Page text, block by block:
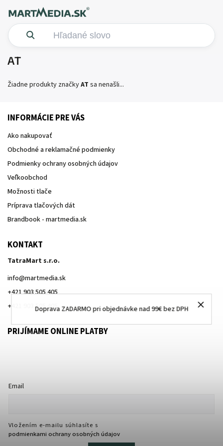
Doprava ZADARMO pri objednávke nad 99€ bez DPH
AT
Žiadne produkty značkyAT sa nenašli...
INFORMÁCIE PRE VÁS
Ako nakupovať
Obchodné a reklamačné podmienky
Podmienky ochrany osobných údajov
Veľkoobchod
Možnosti tlače
Príprava tlačových dát
Brandbook - martmedia.sk
KONTAKT
TatraMart s.r.o.
info@martmedia.sk
+421 903 505 405
+421 903 505 405
PRIJÍMAME ONLINE PLATBY
Email
Vložením e-mailu súhlasíte s
podmienkami ochrany osobných údajov